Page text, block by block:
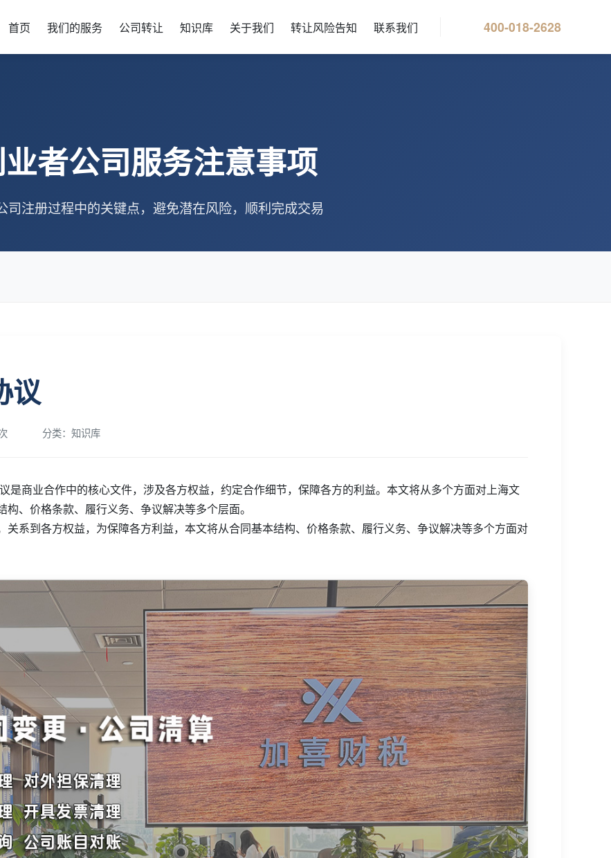
首页 我们的服务 公司转让 知识库 关于我们 转让风险告知 联系我们 400-018-2628
者公司服务注意事项
司注册过程中的关键点，避免潜在风险，顺利完成交易
议
分类：知识库
是商业合作中的核心文件，涉及各方权益，约定合作细节，保障各方的利益。本文将从多个方面对上海文
、价格条款、履行义务、争议解决等多个层面。
系到各方权益，为保障各方利益，本文将从合同基本结构、价格条款、履行义务、争议解决等多个方面对